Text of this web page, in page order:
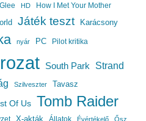
Glee HD
How I Met Your Mother
Játék teszt Karácsony
nyár PC Pilot kritika
South Park
Strand
Szilveszter Tavasz
Of Us Tomb Raider
X-akták Állatok Évértékelő Ősz